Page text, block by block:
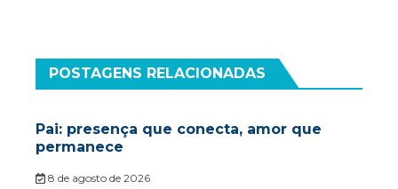
POSTAGENS RELACIONADAS
Pai: presença que conecta, amor que
permanece
8 de agosto de 2026